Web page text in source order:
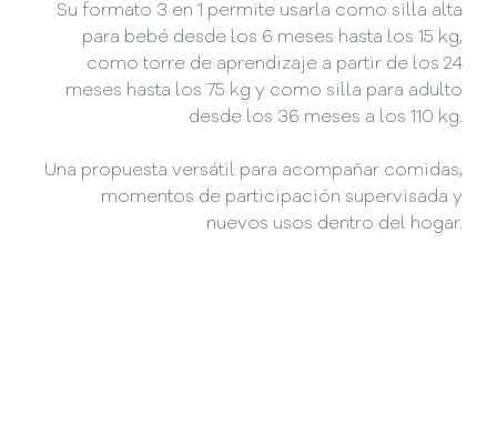
Su formato 3 en 1 permite usarla como silla alta
para bebé desde los 6 meses hasta los 15 kg,
como torre de aprendizaje a partir de los 24
meses hasta los 75 kg y como silla para adulto
desde los 36 meses a los 110 kg.
Una propuesta versátil para acompañar comidas,
momentos de participación supervisada y
nuevos usos dentro del hogar.